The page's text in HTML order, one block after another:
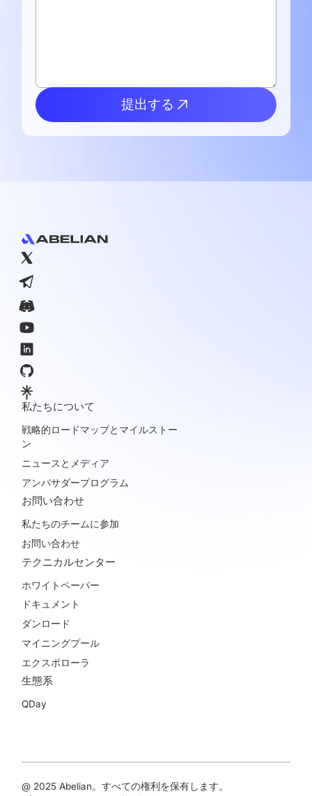
提出する
提出する
私たちについて
戦略的ロードマップとマイルストー
ン
ニュースとメディア
アンバサダープログラム
お問い合わせ
私たちのチームに参加
お問い合わせ
テクニカルセンター
ホワイトペーパー
ドキュメント
ダンロード
マイニングプール
エクスポローラ
生態系
QDay
@ 2025 Abelian。すべての権利を保有します。